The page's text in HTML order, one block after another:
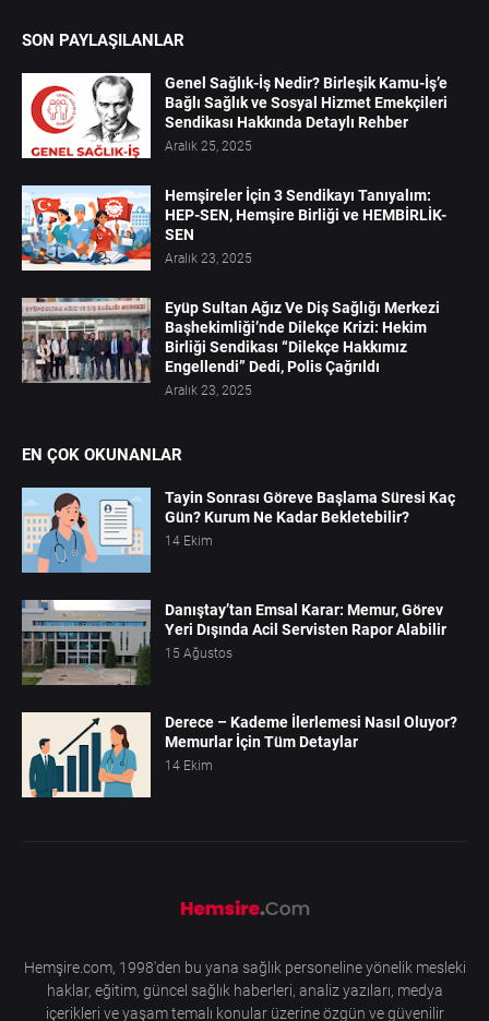
SON PAYLAŞILANLAR
Genel Sağlık-İş Nedir? Birleşik Kamu-İş’e
Bağlı Sağlık ve Sosyal Hizmet Emekçileri
Sendikası Hakkında Detaylı Rehber
Aralık 25, 2025
Hemşireler İçin 3 Sendikayı Tanıyalım:
HEP-SEN, Hemşire Birliği ve HEMBİRLİK-
SEN
Aralık 23, 2025
Eyüp Sultan Ağız Ve Diş Sağlığı Merkezi
Başhekimliği’nde Dilekçe Krizi: Hekim
Birliği Sendikası “Dilekçe Hakkımız
Engellendi” Dedi, Polis Çağrıldı
Aralık 23, 2025
EN ÇOK OKUNANLAR
Tayin Sonrası Göreve Başlama Süresi Kaç
Gün? Kurum Ne Kadar Bekletebilir?
14 Ekim
Danıştay’tan Emsal Karar: Memur, Görev
Yeri Dışında Acil Servisten Rapor Alabilir
15 Ağustos
Derece – Kademe İlerlemesi Nasıl Oluyor?
Memurlar İçin Tüm Detaylar
14 Ekim
Hemşire.com, 1998'den bu yana sağlık personeline yönelik mesleki
haklar, eğitim, güncel sağlık haberleri, analiz yazıları, medya
içerikleri ve yaşam temalı konular üzerine özgün ve güvenilir